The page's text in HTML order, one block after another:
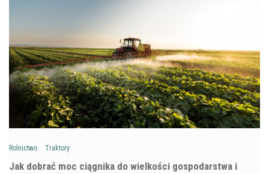
Rolnictwo Traktory
Jak dobrać moc ciągnika do wielkości gospodarstwa i